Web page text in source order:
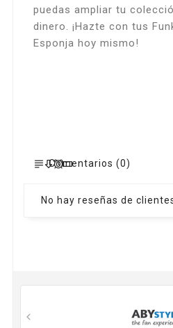
puedas ampliar tu
dinero. ¡Hazte con tus
Esponja hoy mismo!
Comentarios (0)
No hay reseñas de